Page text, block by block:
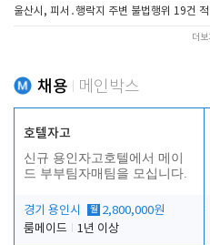
울산시, 피서․행락지 주변 불법행위 19건
더보
채용 메인박스
호텔자고
신규 용인자고호텔에서 메이
드 부부팀자매팀을 모십니다.
경기 용인시 월 2,800,000원
룸메이드
1년 이상